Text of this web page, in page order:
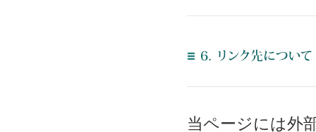
当ページには外